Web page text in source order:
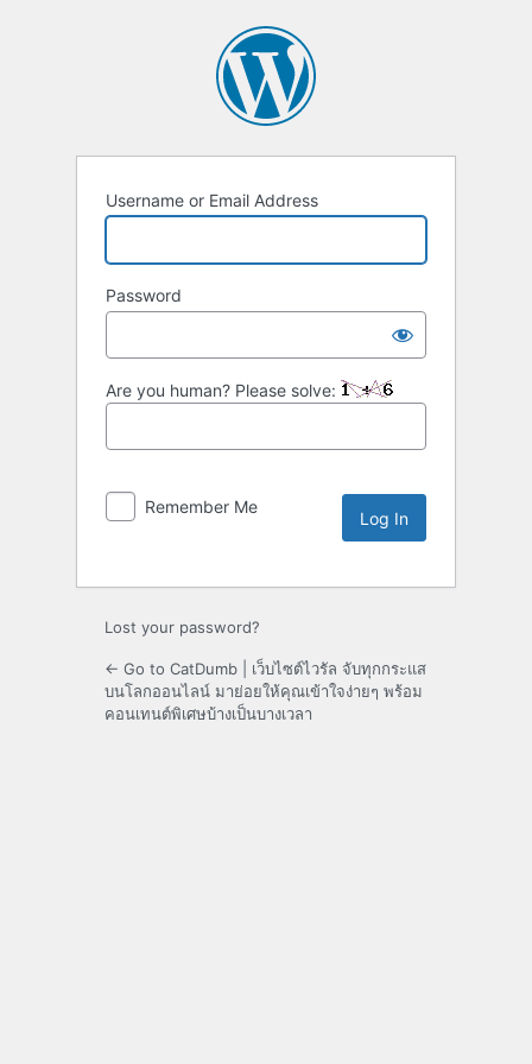
Username or Email Address
Password
Are you human? Please solve:
Remember Me
Lost your password?
← Go to CatDumb | เว็บไซต์ไวรัล จับทุกกระแส
บนโลกออนไลน์ มาย่อยให้คุณเข้าใจง่ายๆ พร้อม
คอนเทนต์พิเศษบ้างเป็นบางเวลา